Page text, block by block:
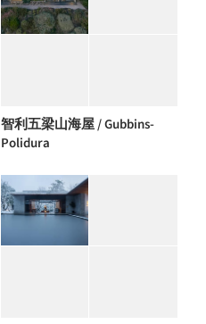
智利五梁山海屋 / Gubbins-
Polidura